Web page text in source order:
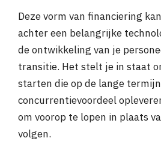
Deze vorm van financiering
achter een belangrijke
de ontwikkeling van je
transitie. Het stelt je in staat
starten die op de lange
concurrentievoordeel
om voorop te lopen in plaats
volgen.